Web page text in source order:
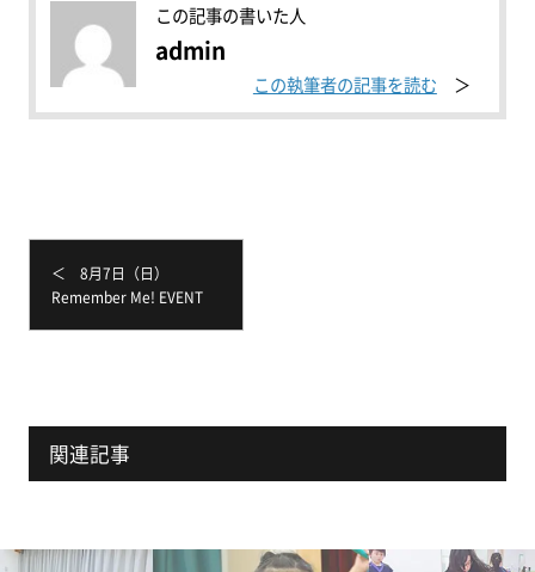
この記事の書いた人
admin
この執筆者の記事を読む
＜ 8月7日（日）
Remember Me! EVENT
関連記事